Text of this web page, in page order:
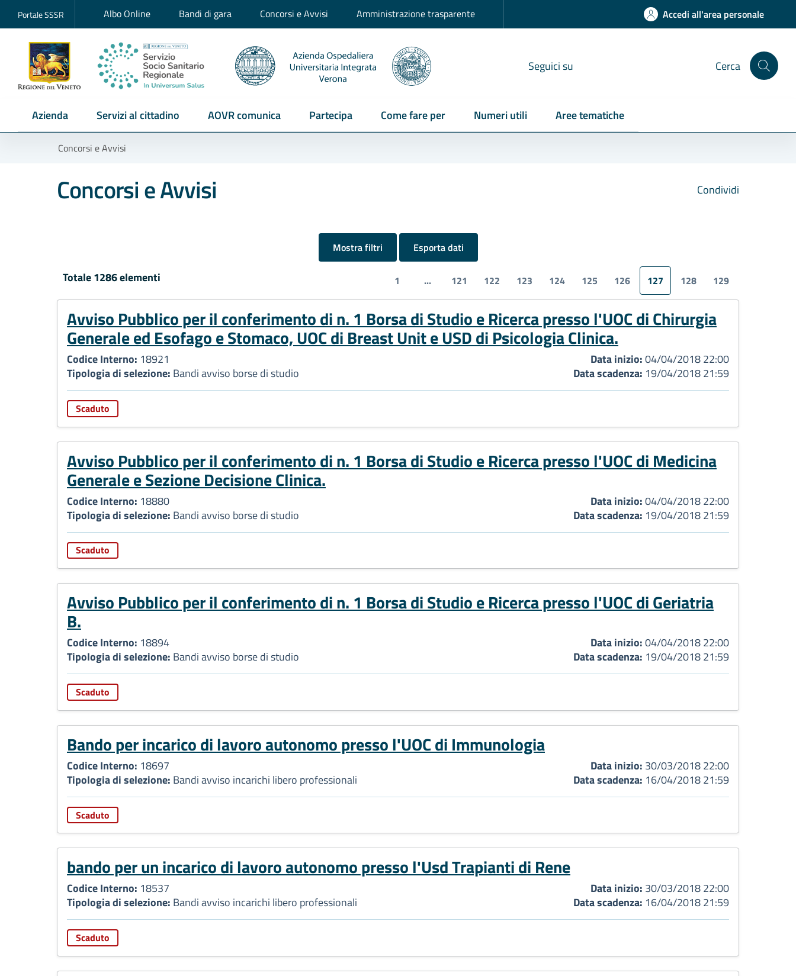
Portale SSSR Albo Online Bandi di gara Concorsi e Avvisi Amministrazione trasparente Accedi all'area personale
Seguici su Cerca
Azienda Servizi al cittadino AOVR comunica Partecipa Come fare per Numeri utili Aree tematiche
Concorsi e Avvisi
Condividi
Concorsi e Avvisi
Mostra filtri Esporta dati
Totale 1286 elementi 1 ... 121 122 123 124 125 126 127 128 129
Avviso Pubblico per il conferimento di n. 1 Borsa di Studio e Ricerca presso l'UOC di Chirurgia
Generale ed Esofago e Stomaco, UOC di Breast Unit e USD di Psicologia Clinica.
Codice Interno: 18921
Tipologia di selezione: Bandi avviso borse di studio
Data inizio:04/04/2018 22:00
Data scadenza: 19/04/2018 21:59
Scaduto
Avviso Pubblico per il conferimento di n. 1 Borsa di Studio e Ricerca presso l'UOC di Medicina
Generale e Sezione Decisione Clinica.
Codice Interno: 18880
Tipologia di selezione: Bandi avviso borse di studio
Data inizio:04/04/2018 22:00
Data scadenza: 19/04/2018 21:59
Scaduto
Avviso Pubblico per il conferimento di n. 1 Borsa di Studio e Ricerca presso l'UOC di Geriatria
B.
Codice Interno: 18894
Tipologia di selezione: Bandi avviso borse di studio
Data inizio:04/04/2018 22:00
Data scadenza: 19/04/2018 21:59
Scaduto
Bando per incarico di lavoro autonomo presso l'UOC di Immunologia
Codice Interno: 18697
Tipologia di selezione: Bandi avviso incarichi libero professionali
Data inizio: 30/03/2018 22:00
Data scadenza: 16/04/2018 21:59
Scaduto
bando per un incarico di lavoro autonomo presso l'Usd Trapianti di Rene
Codice Interno: 18537
Tipologia di selezione: Bandi avviso incarichi libero professionali
Data inizio: 30/03/2018 22:00
Data scadenza: 16/04/2018 21:59
Scaduto